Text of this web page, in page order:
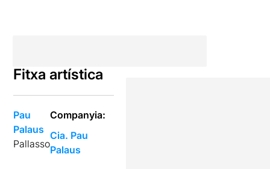
Fitxa artística
Pau
Palaus
Pallasso
Companyia:
Cia. Pau
Palaus